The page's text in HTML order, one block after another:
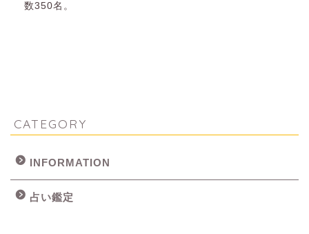
数350名。
CATEGORY
INFORMATION
占い鑑定